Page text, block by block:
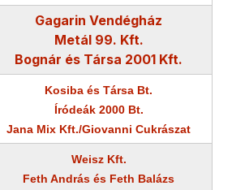
Gagarin Vendégház
Metál 99. Kft.
Bognár és Társa 2001 Kft.
Kosiba és Társa Bt.
Íródeák 2000 Bt.
Jana Mix Kft./Giovanni Cukrászat
Weisz Kft.
Feth András és Feth Balázs